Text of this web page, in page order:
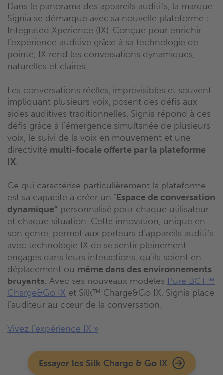
Dans le panorama des appareils auditifs, la marque
Signia se démarque avec sa nouvelle plateforme :
Integrated Xperience (IX). Conçue pour enrichir
l’expérience auditive grâce à sa technologie de
pointe, IX rend les conversations dynamiques,
naturelles et claires.
Les conversations réelles, imprévisibles et souvent
impliquant plusieurs voix, posent des défis aux
aides auditives traditionnelles. Signia répond à ces
défis grâce à l’émergence simultanée de plusieurs
voix, le suivi de la voix en mouvement et une
directivité multi-focale offerte par la plateforme
IX.
Ce qui caractérise particulièrement la plateforme
est sa capacité à créer un “Espace de conversation
dynamique” personnalisé pour chaque utilisateur
et chaque situation. Cette innovation, unique en
son genre, permet aux porteurs d’appareils auditifs
avec technologie IX de se sentir pleinement
engagés dans leurs interactions, qu’ils soient en
déplacement ou même dans des environnements
bruyants. Avec ses nouveaux modèles Pure BCT™
Charge&Go IX et Silk™ Charge&Go IX, Signia place
l’auditeur au cœur de la conversation.
Vivez l’expérience IX »
Essayer les Silk Charge & Go IX